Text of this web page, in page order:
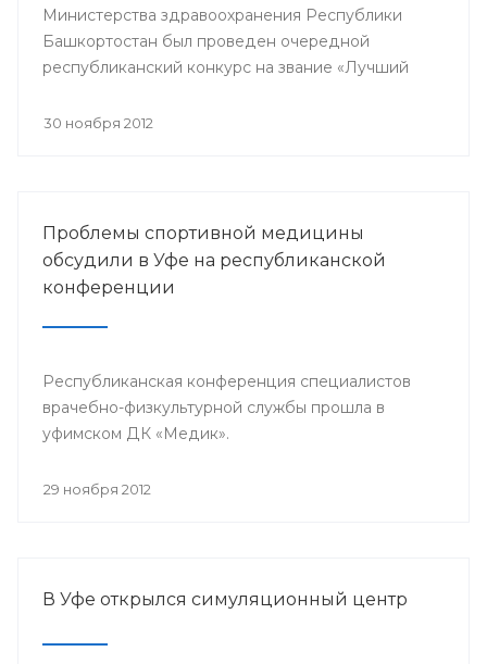
Министерства здравоохранения Республики
Башкортостан был проведен очередной
республиканский конкурс на звание «Лучший
претендента по 23 номинациям из 40
30 ноября 2012
Проблемы спортивной медицины
обсудили в Уфе на республиканской
конференции
Республиканская конференция специалистов
врачебно-физкультурной службы прошла в
уфимском ДК «Медик».
29 ноября 2012
В Уфе открылся симуляционный центр